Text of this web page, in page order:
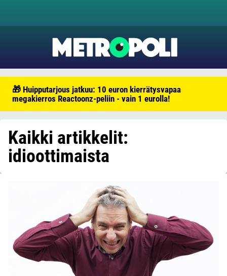
🎁 Huipputarjous jatkuu: 10 euron kierrätysvapaa
megakierros Reactoonz-peliin - vain 1 eurolla!
Kaikki artikkelit:
idioottimaista